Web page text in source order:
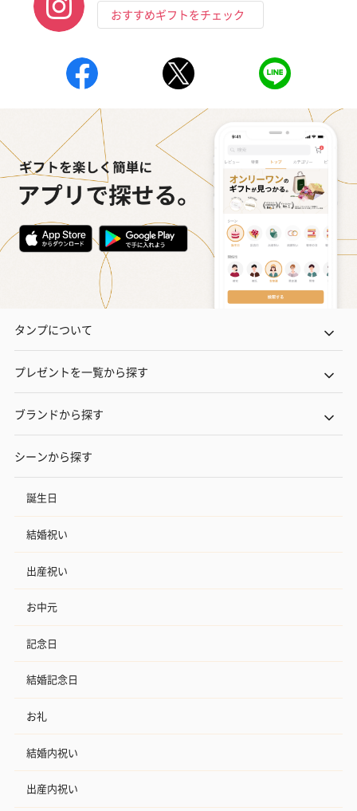
おすすめギフトをチェック
タンプについて
プレゼントを一覧から探す
ブランドから探す
シーンから探す
誕生日
結婚祝い
出産祝い
お中元
記念日
結婚記念日
お礼
結婚内祝い
出産内祝い